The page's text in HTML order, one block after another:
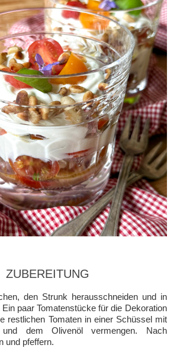
ZUBEREITUNG
den Strunk herausschneiden und in
paar Tomatenstücke für die Dekoration
restlichen Tomaten in einer Schüssel mit
dem Olivenöl vermengen. Nach
und pfeffern.